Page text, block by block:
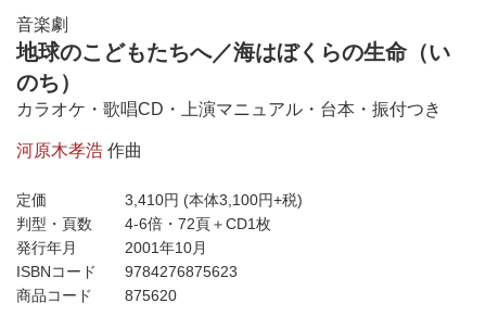
音楽劇
地球のこどもたちへ／海はぼくらの生命（い
のち）
カラオケ・歌唱CD・上演マニュアル・台本・振付つき
河原木孝浩 作曲
定価 3,410円 (本体3,100円+税)
判型・頁数
4-6倍・72頁＋CD1枚
発行年月
2001年10月
ISBNコード
9784276875623
商品コード
875620